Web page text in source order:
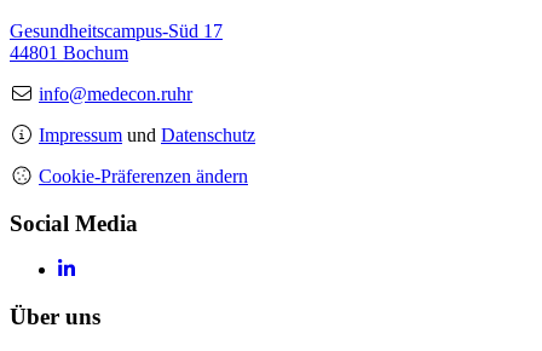
Gesundheitscampus-Süd 17
44801 Bochum
info@medecon.ruhr
Impressum und Datenschutz
Cookie-Präferenzen ändern
Social Media
Über uns